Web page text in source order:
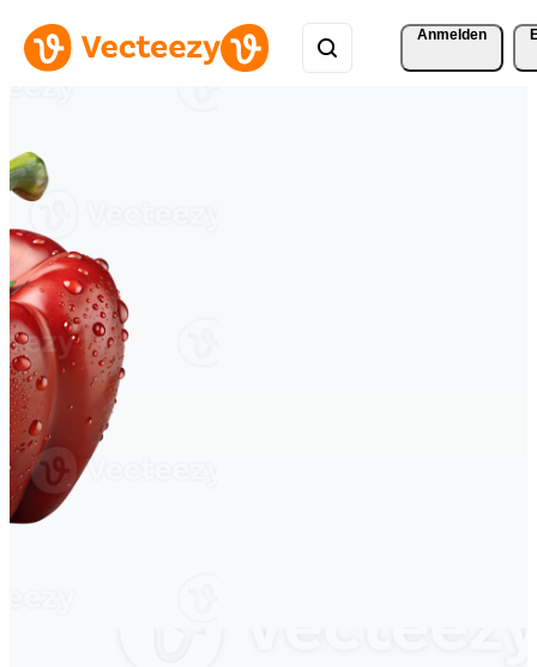
Anmelden